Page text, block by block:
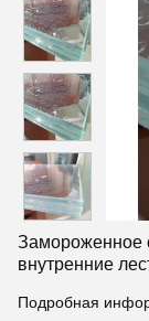
Замороженное
внутренние
Подробная